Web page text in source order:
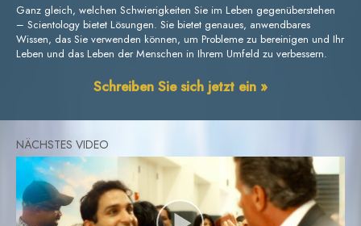
Ganz gleich, welchen Schwierigkeiten Sie im Leben gegenüberstehen
– Scientology bietet Lösungen. Sie bietet genaues, anwendbares
Wissen, das Sie verwenden können, um Probleme zu bereinigen und Ihr
Leben und das Leben der Menschen in Ihrem Umfeld zu verbessern.
Schreiben Sie sich jetzt ein »